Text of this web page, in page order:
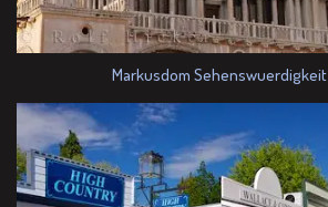
Markusdom